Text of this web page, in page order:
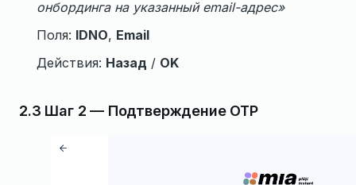
онбординга на указанный email-адрес»
Поля: IDNO, Email
Действия: Назад / OK
2.3 Шаг 2 — Подтверждение OTP